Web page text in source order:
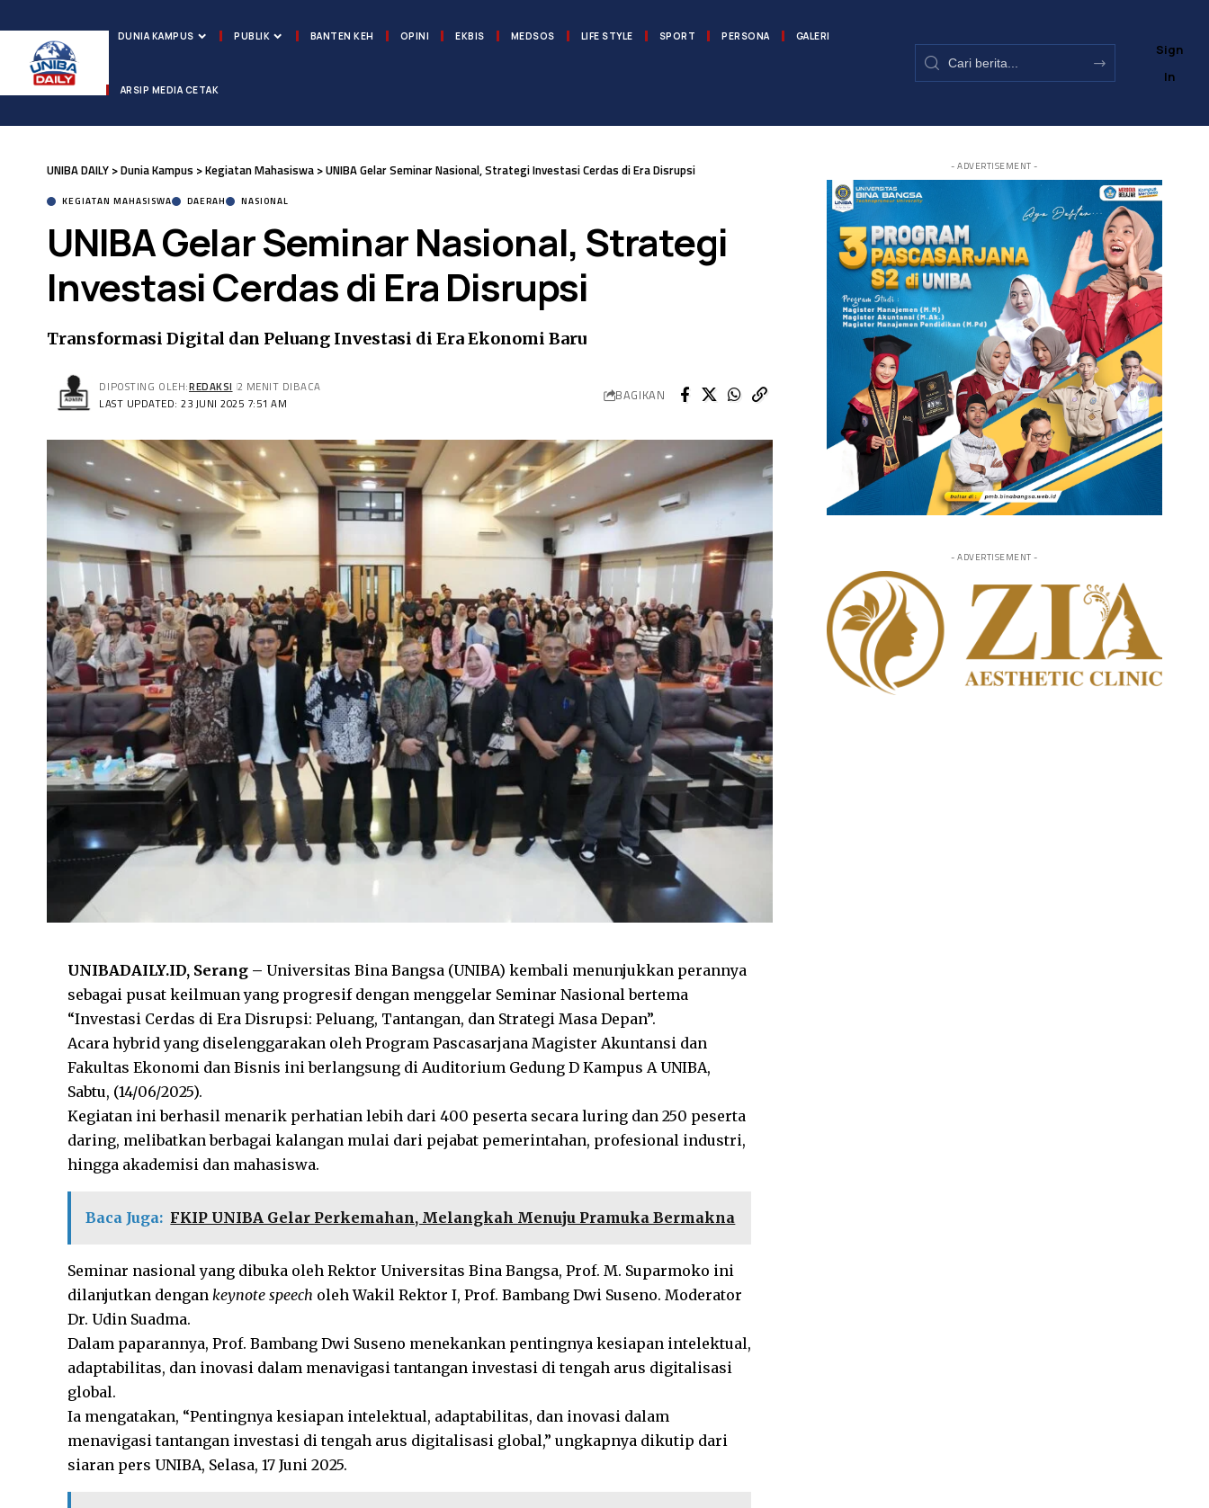
DUNIA KAMPUS PUBLIK BANTEN KEH OPINI EKBIS MEDSOS LIFE STYLE SPORT PERSONA GALERI
ARSIP MEDIA CETAK
Sign
In
UNIBA DAILY >Dunia Kampus >Kegiatan Mahasiswa >UNIBA Gelar Seminar Nasional, Strategi Investasi Cerdas di Era Disrupsi
KEGIATAN MAHASISWA DAERAH NASIONAL
UNIBA Gelar Seminar Nasional, Strategi
Investasi Cerdas di Era Disrupsi
Transformasi Digital dan Peluang Investasi di Era Ekonomi Baru
LAST UPDATED: 23 JUNI 2025 7:51 AM
DIPOSTING OLEH:REDAKSI 2 MENIT DIBACA BAGIKAN
UNIBADAILY.ID, Serang – Universitas Bina Bangsa (UNIBA) kembali menunjukkan perannya
sebagai pusat keilmuan yang progresif dengan menggelar Seminar Nasional bertema
“Investasi Cerdas di Era Disrupsi: Peluang, Tantangan, dan Strategi Masa Depan”.
Acara hybrid yang diselenggarakan oleh Program Pascasarjana Magister Akuntansi dan
Fakultas Ekonomi dan Bisnis ini berlangsung di Auditorium Gedung D Kampus A UNIBA,
Sabtu, (14/06/2025).
Kegiatan ini berhasil menarik perhatian lebih dari 400 peserta secara luring dan 250 peserta
daring, melibatkan berbagai kalangan mulai dari pejabat pemerintahan, profesional industri,
hingga akademisi dan mahasiswa.
Baca Juga: FKIP UNIBA Gelar Perkemahan, Melangkah Menuju Pramuka Bermakna
Seminar nasional yang dibuka oleh Rektor Universitas Bina Bangsa, Prof. M. Suparmoko ini
dilanjutkan dengankeynote speech oleh Wakil Rektor I, Prof. Bambang Dwi Suseno. Moderator
Dr. Udin Suadma.
Dalam paparannya, Prof. Bambang Dwi Suseno menekankan pentingnya kesiapan intelektual,
adaptabilitas, dan inovasi dalam menavigasi tantangan investasi di tengah arus digitalisasi
global.
Ia mengatakan, “Pentingnya kesiapan intelektual, adaptabilitas, dan inovasi dalam
menavigasi tantangan investasi di tengah arus digitalisasi global,” ungkapnya dikutip dari
siaran pers UNIBA, Selasa, 17 Juni 2025.
- ADVERTISEMENT -
- ADVERTISEMENT -